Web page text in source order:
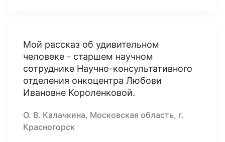
Мой рассказ об удивительном
человеке - старшем научном
сотруднике Научно-консультативного
отделения онкоцентра Любови
Ивановне Короленковой.
О. В. Калачкина, Московская область, г.
Красногорск